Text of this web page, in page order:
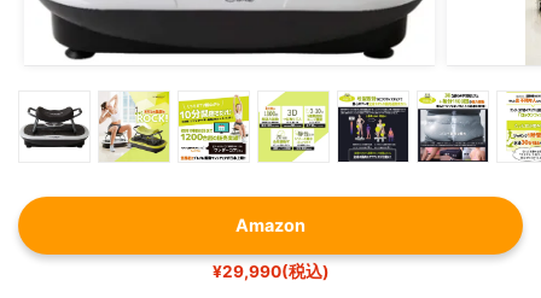
Amazon
¥29,990(税込)